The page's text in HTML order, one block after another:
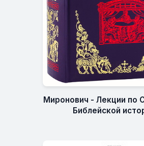
Миронович - Лекции по
Библейской